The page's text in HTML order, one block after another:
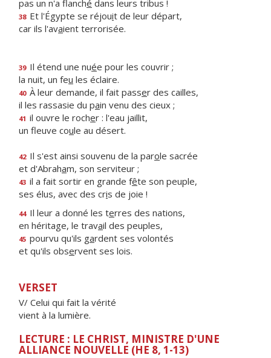
pas un n'a flanché dans leurs tribus !
38 Et l'Égypte se réjouit de leur départ,
car ils l'avaient terrorisée.
39 Il étend une nuée pour les couvrir ;
la nuit, un feu les éclaire.
40 À leur demande, il fait passer des cailles,
il les rassasie du pain venu des cieux ;
41 il ouvre le rocher : l'eau jaillit,
un fleuve coule au désert.
42 Il s'est ainsi souvenu de la parole sacrée
et d'Abraham, son serviteur ;
43 il a fait sortir en grande fête son peuple,
ses élus, avec des cris de joie !
44 Il leur a donné les terres des nations,
en héritage, le travail des peuples,
45 pourvu qu'ils gardent ses volontés
et qu'ils observent ses lois.
VERSET
V/ Celui qui fait la vérité
vient à la lumière.
LECTURE : LE CHRIST, MINISTRE D'UNE
ALLIANCE NOUVELLE (HE 8, 1-13)